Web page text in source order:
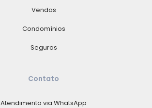
Vendas
Condomínios
Seguros
Contato
Atendimento via WhatsApp